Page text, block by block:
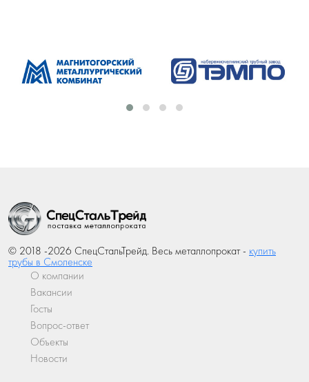
© 2018 -2026 СпецСтальТрейд. Весь металлопрокат - купить
трубы в Смоленске
О компании
Вакансии
Госты
Вопрос-ответ
Объекты
Новости